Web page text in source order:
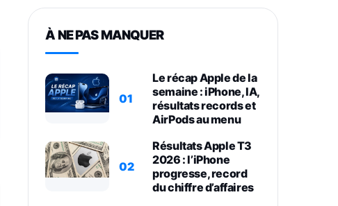
À NE PAS MANQUER
01
Le récap Apple de la
semaine : iPhone, IA,
résultats records et
AirPods au menu
02
Résultats Apple T3
2026 : l’iPhone
progresse, record
du chiffre d’affaires